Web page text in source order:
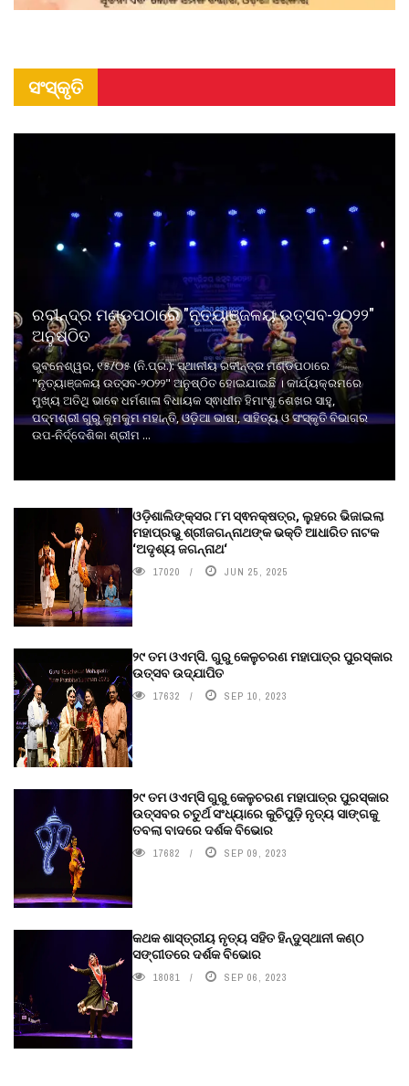
ସଂସ୍କୃତି
ରବୀନ୍ଦ୍ର ମଣ୍ଡପଠାରେ "ନୃତ୍ୟାଞ୍ଜଳୟ ଉତ୍ସବ-୨୦୨୨"
ଅନୁଷ୍ଠିତ
ଭୁବନେଶ୍ୱର, ୧୫/୦୫ (ନି.ପ୍ର.): ସ୍ଥାନୀୟ ରବୀନ୍ଦ୍ର ମଣ୍ଡପଠାରେ
"ନୃତ୍ୟାଞ୍ଜଳୟ ଉତ୍ସବ-୨୦୨୨" ଅନୁଷ୍ଠିତ ହୋଇଯାଇଛି । କାର୍ଯ୍ୟକ୍ରମରେ
ମୁଖ୍ୟ ଅତିଥି ଭାବେ ଧର୍ମଶାଳା ବିଧାୟକ ସ୍ଵାଧୀନ ହିମାଂଶୁ ଶେଖର ସାହୁ,
ପଦ୍ମଶ୍ରୀ ଗୁରୁ କୁମକୁମ ମହାନ୍ତି, ଓଡ଼ିଆ ଭାଷା, ସାହିତ୍ୟ ଓ ସଂସ୍କୃତି ବିଭାଗର
ଉପ-ନିର୍ଦ୍ଦେଶିକା ଶ୍ରୀମ ...
ଓଡ଼ିଶାଲିଙ୍କ୍ସର ୮ମ ସ୍ଵନକ୍ଷତ୍ର, ଲୁହରେ ଭିଜାଇଲା
ମହାପ୍ରଭୁ ଶ୍ରୀଜଗନ୍ନାଥଙ୍କ ଭକ୍ତି ଆଧାରିତ ନାଟକ
‘ଅଦୃଶ୍ୟ ଜଗନ୍ନାଥ‘
17020 JUN 25, 2025
୨୯ ତମ ଓଏମ୍‌ସି. ଗୁରୁ କେଳୁଚରଣ ମହାପାତ୍ର ପୁରସ୍କାର
ଉତ୍ସବ ଉଦ୍‍ଯାପିତ
17632 SEP 10, 2023
୨୯ ତମ ଓଏମ୍‌ସି ଗୁରୁ କେଳୁଚରଣ ମହାପାତ୍ର ପୁରସ୍କାର
ଉତ୍ସବର ଚତୁର୍ଥ ସଂଧ୍ୟାରେ କୁଚିପୁଡ଼ି ନୃତ୍ୟ ସାଙ୍ଗକୁ
ତବଲା ବାଦରେ ଦର୍ଶକ ବିଭୋର
17682 SEP 09, 2023
କଥକ ଶାସ୍ତ୍ରୀୟ ନୃତ୍ୟ ସହିତ ହିନ୍ଦୁସ୍ଥାନୀ କଣ୍ଠ
ସଙ୍ଗୀତରେ ଦର୍ଶକ ବିଭୋର
18081 SEP 06, 2023